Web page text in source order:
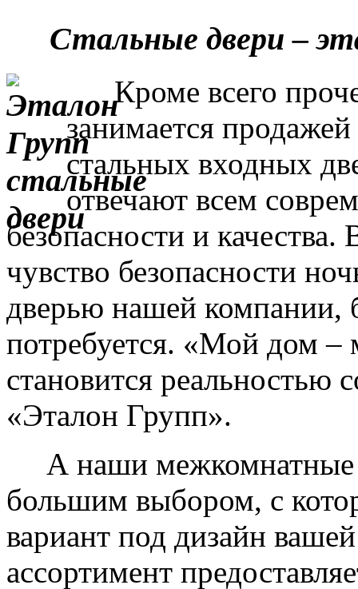
Стальные двери –
Кроме всего
занимается
стальных входных
отвечают всем
безопасности и
чувство безопасности
дверью нашей компании,
потребуется. «Мой дом –
становится реальностью
«Эталон Групп».
А наши межкомнатные
большим выбором, с
вариант под дизайн
ассортимент